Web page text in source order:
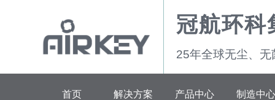
冠航环科
25年全球无尘、无
首页 解决方案 产品中心 制造中